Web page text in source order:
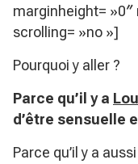
marginheight=
scrolling= »no »]
Pourquoi y aller ?
Parce qu’il y a
d’être sensuelle
Parce qu’il y a aussi